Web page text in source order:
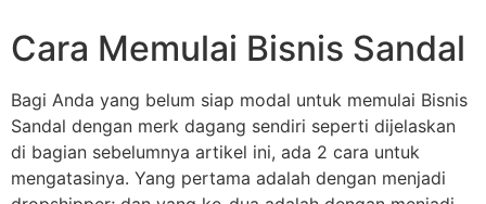
Cara Memulai Bisnis Sandal
Bagi Anda yang belum siap modal untuk memulai Bisnis
Sandal dengan merk dagang sendiri seperti dijelaskan
di bagian sebelumnya artikel ini, ada 2 cara untuk
mengatasinya. Yang pertama adalah dengan menjadi